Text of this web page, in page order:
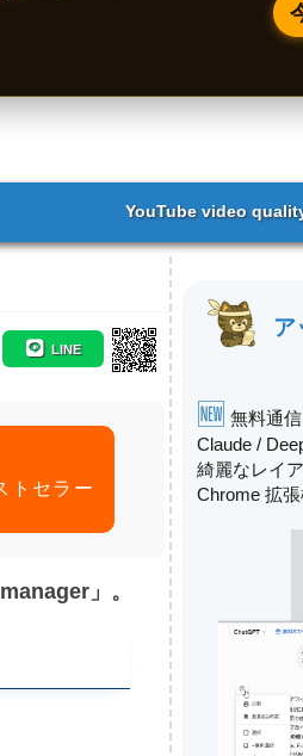
YouTube video
LINE
トセラー
」。
ア